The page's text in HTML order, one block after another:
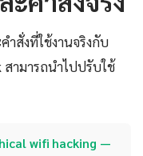
ำสั่งที่ใช้งานจริงกับ
สามารถนำไปปรับใช้
wifi hacking —